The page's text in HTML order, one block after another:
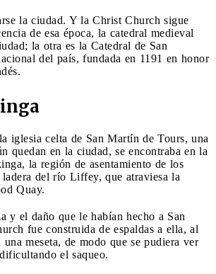
la ciudad. Y la Christ Church sigue
de esa época, la catedral medieval
la otra es la Catedral de San
del país, fundada en 1191 en honor
iglesia celta de San Martín de Tours, una
quedan en la ciudad, se encontraba en la
la región de asentamiento de los
ladera del río Liffey, que atraviesa la
Quay.
y el daño que le habían hecho a San
fue construida de espaldas a ella, al
meseta, de modo que se pudiera ver
el saqueo.